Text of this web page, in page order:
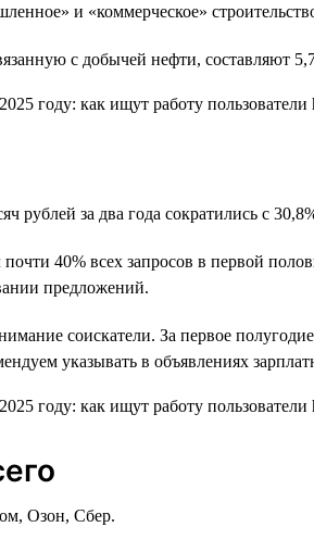
и «коммерческое»
с добычей нефти, составляют
за два года сократились с
40% всех запросов в первой
предложений.
соискатели. За первое
указывать в объявлениях
Озон, Сбер.